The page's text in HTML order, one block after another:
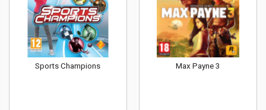
Sports Champions Max Payne 3